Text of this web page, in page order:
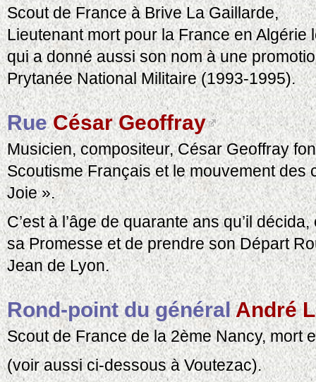
Scout de France à Brive La Gaillarde,
Lieutenant mort pour la France en Algérie
qui a donné aussi son nom à une
Prytanée National Militaire (1993-1995).
RueCésar Geoffray
Musicien, compositeur, César Geoffray
Scoutisme Français et le mouvement des
Joie ».
C’est à l’âge de quarante ans qu’il
sa Promesse et de prendre son Départ
Jean de Lyon.
Rond-point du généralAndré
Scout de France de la 2ème Nancy, mort
(voir aussi ci-dessous à Voutezac).